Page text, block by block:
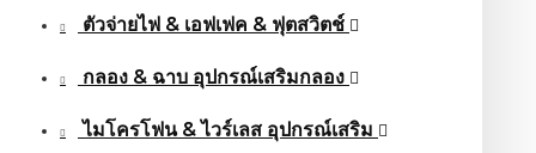
ตัวจ่ายไฟ & เอฟเฟค & ฟุตสวิตช์
กลอง & ฉาบ อุปกรณ์เสริมกลอง
ไมโครโฟน & ไวร์เลส อุปกรณ์เสริม